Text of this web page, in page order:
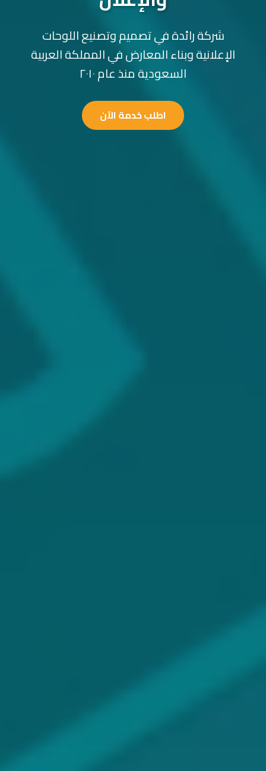
شركة رائدة في تصميم وتصنيع اللوحات
الإعلانية وبناء المعارض في المملكة العربية
السعودية منذ عام ٢٠١٠
اطلب خدمة الآن